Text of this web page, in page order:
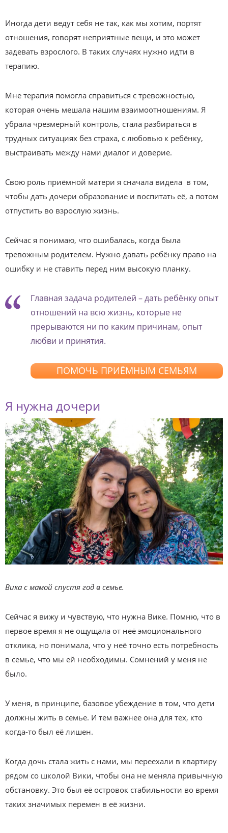
Иногда дети ведут себя не так, как мы хотим, портят
отношения, говорят неприятные вещи, и это может
задевать взрослого. В таких случаях нужно идти в
терапию.
Мне терапия помогла справиться с тревожностью,
которая очень мешала нашим взаимоотношениям. Я
убрала чрезмерный контроль, стала разбираться в
трудных ситуациях без страха, с любовью к ребёнку,
выстраивать между нами диалог и доверие.
Свою роль приёмной матери я сначала видела в том,
чтобы дать дочери образование и воспитать её, а потом
отпустить во взрослую жизнь.
Сейчас я понимаю, что ошибалась, когда была
тревожным родителем. Нужно давать ребёнку право на
ошибку и не ставить перед ним высокую планку.
Главная задача родителей – дать ребёнку опыт
отношений на всю жизнь, которые не
прерываются ни по каким причинам, опыт
любви и принятия.
ПОМОЧЬ ПРИЁМНЫМ СЕМЬЯМ
Я нужна дочери
Вика с мамой спустя год в семье.
Сейчас я вижу и чувствую, что нужна Вике. Помню, что в
первое время я не ощущала от неё эмоционального
отклика, но понимала, что у неё точно есть потребность
в семье, что мы ей необходимы. Сомнений у меня не
было.
У меня, в принципе, базовое убеждение в том, что дети
должны жить в семье. И тем важнее она для тех, кто
когда-то был её лишен.
Когда дочь стала жить с нами, мы переехали в квартиру
рядом со школой Вики, чтобы она не меняла привычную
обстановку. Это был её островок стабильности во время
таких значимых перемен в её жизни.